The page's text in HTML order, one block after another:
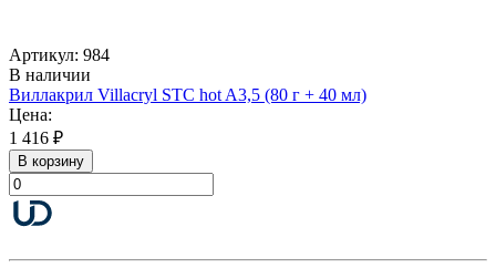
Артикул: 984
В наличии
Виллакрил Villacryl STC hot A3,5 (80 г + 40 мл)
Цена:
1 416 ₽
В корзину